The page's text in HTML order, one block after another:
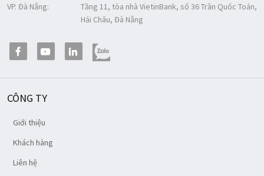
VP. Đà Nẵng:
Tầng 11, tòa nhà VietinBank, số 36 Trần Quốc Toản,
Hải Châu, Đà Nẵng
CÔNG TY
Giới thiệu
Khách hàng
Liên hệ